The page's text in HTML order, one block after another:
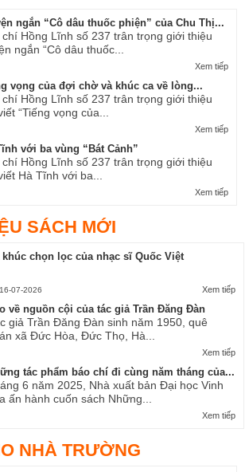
ngắn “Cô dâu thuốc phiện” của Chu Thị...
Hồng Lĩnh số 237 trân trọng giới thiệu
ngắn “Cô dâu thuốc...
Xem tiếp
vọng của đợi chờ và khúc ca về lòng...
Hồng Lĩnh số 237 trân trọng giới thiệu
“Tiếng vọng của...
Xem tiếp
với ba vùng “Bát Cảnh”
Hồng Lĩnh số 237 trân trọng giới thiệu
Hà Tĩnh với ba...
Xem tiếp
SÁCH MỚI
khúc chọn lọc của nhạc sĩ Quốc Việt
Xem tiếp
16-07-2026
về nguồn cội của tác giả Trần Đăng Đàn
giả Trần Đăng Đàn sinh năm 1950, quê
xã Đức Hòa, Đức Thọ, Hà...
Xem tiếp
tác phẩm báo chí đi cùng năm tháng của...
6 năm 2025, Nhà xuất bản Đại học Vinh
ấn hành cuốn sách Những...
Xem tiếp
NHÀ TRƯỜNG